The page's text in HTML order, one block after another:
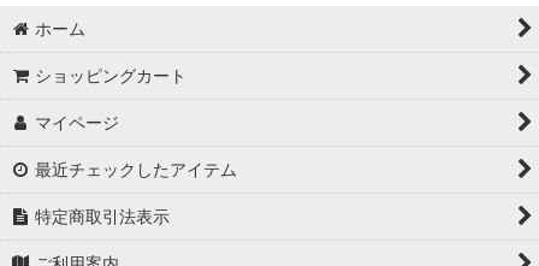
ホーム
ショッピングカート
マイページ
最近チェックしたアイテム
特定商取引法表示